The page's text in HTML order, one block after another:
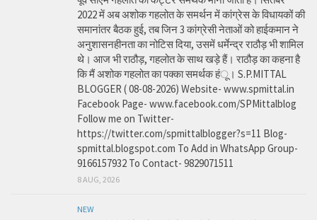
2022 में अब अशोक गहलोत के समर्थन में कांग्रेस के विधायकों की
समानांतर बैठक हुई, तब जिन 3 कांग्रेसी नेताओं को हाईकमान ने
अनुशासनहीनता का नोटिस दिया, उसमें धर्मेन्द्र राठौड़ भी शामिल
थे। आज भी राठौड़, गहलोत के साथ खड़े हैं। राठौड़ का कहना है
कि मैं अशोक गहलोत का पक्का समर्थक हंू। S.P.MITTAL
BLOGGER ( 08-08-2026) Website- www.spmittal.in
Facebook Page- www.facebook.com/SPMittalblog
Follow me on Twitter-
https://twitter.com/spmittalblogger?s=11 Blog-
spmittal.blogspot.com To Add in WhatsApp Group-
9166157932 To Contact- 9829071511
8 AUG, 2026
NEW